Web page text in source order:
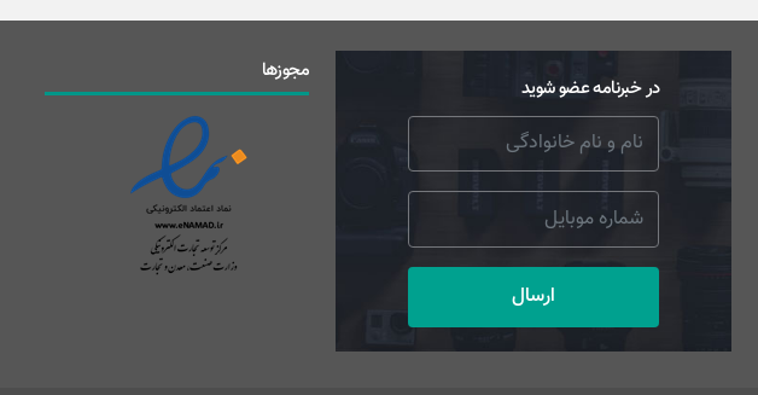
در خبرنامه عضو شوید
ارسال
مجوزها